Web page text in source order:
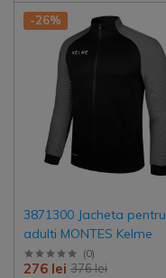
-26%
3871300 Jacheta pentru
adulti MONTES Kelme
(0)
376 lei
276 lei